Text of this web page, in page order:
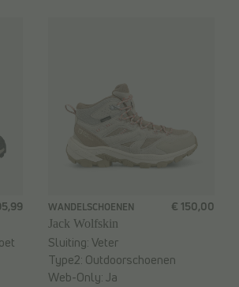
WANDELSCHOENEN
Jack Wolfskin
€ 150,00
Sluiting:Veter
Type2: Outdoorschoenen
Web-Only:Ja